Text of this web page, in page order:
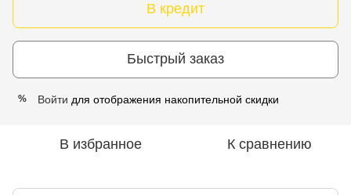
В кредит
Быстрый заказ
% Войти для отображения накопительной скидки
В избранное К сравнению